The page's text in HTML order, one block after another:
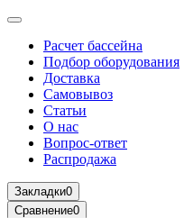
Расчет бассейна
Подбор оборудования
Доставка
Самовывоз
Статьи
О нас
Вопрос-ответ
Распродажа
Закладки0
Сравнение0